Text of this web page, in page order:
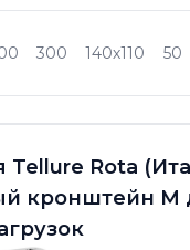
300 140х110 50
Tellure Rota
кронштейн M